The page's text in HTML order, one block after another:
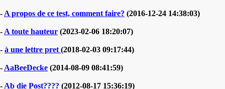
- A propos de ce test, comment faire? (2016-12-24 14:38:03)
- A toute hauteur (2023-02-06 18:20:07)
- à une lettre pret (2018-02-03 09:17:44)
- AaBeeDecke (2014-08-09 08:41:59)
- Ab die Post???? (2012-08-17 15:36:19)